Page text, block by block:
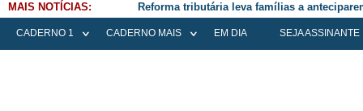
MAIS NOTÍCIAS: Falece Elena Menoia Cesarin
CADERNO 1 CADERNO MAIS EM DIA SEJA ASSINANTE